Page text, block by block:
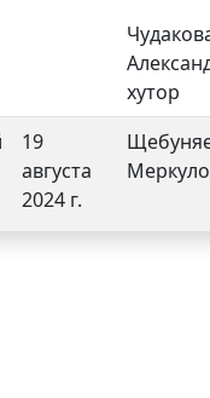
хутор
19
августа
2024 г.